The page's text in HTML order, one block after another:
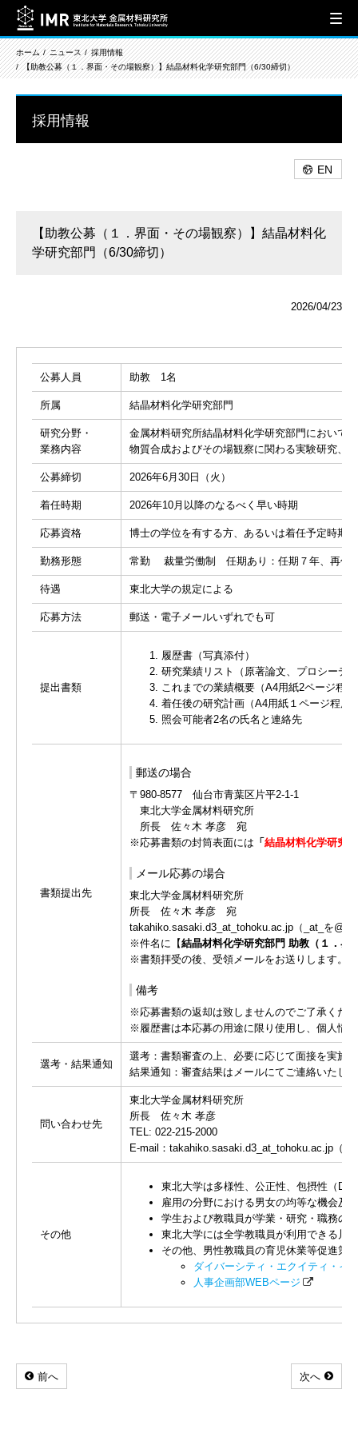
ホーム ニュース
採用情報
【助教公募（１．界面・その場観察）】結晶材料化学研究部門（6/30締切）
採用情報
EN
【助教公募（１．界面・その場観察）】結晶材料化
学研究部門（6/30締切）
2026/04/23
公募人員 助教 1名
所属 結晶材料化学研究部門
研究分野・
業務内容
金属材料研究所結晶材料化学研究部門において
物質合成およびその場観察に関わる実験研究、
公募締切 2026年6月30日（火）
着任時期 2026年10月以降のなるべく早い時期
応募資格 博士の学位を有する方、あるいは着任予定時期
勤務形態 常勤 裁量労働制 任期あり：任期７年、再任
待遇 東北大学の規定による
応募方法 郵送・電子メールいずれでも可
提出書類
履歴書（写真添付）
研究業績リスト（原著論文、プロシーデ
これまでの業績概要（A4用紙2ページ程
着任後の研究計画（A4用紙１ページ程度
照会可能者2名の氏名と連絡先
書類提出先
郵送の場合
〒980-8577 仙台市青葉区片平2-1-1
東北大学金属材料研究所
所長 佐々木 孝彦 宛
※応募書類の封筒表面には 「 結晶材料化学研究
メール応募の場合
東北大学金属材料研究所
所長 佐々木 孝彦 宛
takahiko.sasaki.d3_at_tohoku.ac.jp（_at_を@に
※件名に【結晶材料化学研究部門 助教（１．界
※書類拝受の後、受領メールをお送りします。
備考
※応募書類の返却は致しませんのでご了承くだ
※履歴書は本応募の用途に限り使用し、個人情
選考・結果通知
選考：書類審査の上、必要に応じて面接を実施
結果通知：審査結果はメールにてご連絡いたし
問い合わせ先
東北大学金属材料研究所
所長 佐々木 孝彦
TEL: 022-215-2000
E-mail：takahiko.sasaki.d3_at_tohoku.ac.jp（
その他
東北大学は多様性、公正性、包摂性（
雇用の分野における男女の均等な機会及
学生および教職員が学業・研究・職務の
東北大学には全学教職員が利用できる川
その他、男性教職員の育児休業等促進策
ダイバーシティ・エクイティ・イ
人事企画部WEBページ
前へ 次へ